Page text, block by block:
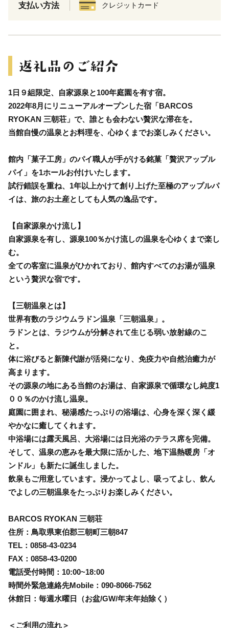
支払い方法 クレジットカード
1日９組限定、自家源泉と100年庭園を有す宿。
2022年8月にリニューアルオープンした宿「BARCOS
RYOKAN 三朝荘」で、誰とも会わない贅沢な滞在を。
当館自慢の温泉とお料理を、心ゆくまでお楽しみください。
館内「菓子工房」のパイ職人が手がける銘菓「贅沢アップル
パイ」を1ホールお付けいたします。
試行錯誤を重ね、1年以上かけて創り上げた至極のアップルパ
イは、旅のお土産としても人気の逸品です。
【自家源泉かけ流し】
自家源泉を有し、源泉100％かけ流しの温泉を心ゆくまで楽し
む。
全ての客室に温泉がひかれており、館内すべてのお湯が温泉
という贅沢な宿です。
【三朝温泉とは】
世界有数のラジウムラドン温泉「三朝温泉」。
ラドンとは、ラジウムが分解されて生じる弱い放射線のこ
と。
体に浴びると新陳代謝が活発になり、免疫力や自然治癒力が
高まります。
その源泉の地にある当館のお湯は、自家源泉で循環なし純度1
００％のかけ流し温泉。
庭園に囲まれ、秘湯感たっぷりの浴場は、心身を深く深く緩
やかなに癒してくれます。
中浴場には露天風呂、大浴場には日光浴のテラス席を完備。
そして、温泉の恵みを最大限に活かした、地下温熱暖房「オ
ンドル」も新たに誕生しました。
飲泉もご用意しています。浸かってよし、吸ってよし、飲ん
でよしの三朝温泉をたっぷりお楽しみください。
BARCOS RYOKAN 三朝荘
住所：鳥取県東伯郡三朝町三朝847
TEL：0858-43-0234
FAX：0858-43-0200
電話受付時間：10:00~18:00
時間外緊急連絡先Mobile：090-8066-7562
休館日：毎週水曜日（お盆/GW/年末年始除く）
＜ご利用の流れ＞